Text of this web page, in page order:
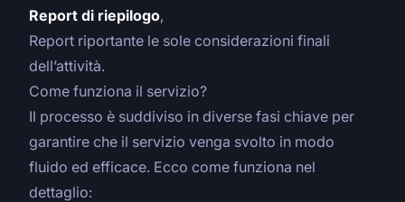
Report di riepilogo,
Report riportante le sole considerazioni finali
dell’attività.
Come funziona il servizio?
Il processo è suddiviso in diverse fasi chiave per
garantire che il servizio venga svolto in modo
fluido ed efficace. Ecco come funziona nel
dettaglio: